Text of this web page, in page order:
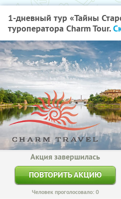
1-дневный тур «Тайны
туроператора Charm Tour.
Акция завершилась
ПОВТОРИТЬ АКЦИЮ
Человек проголосовало: 0